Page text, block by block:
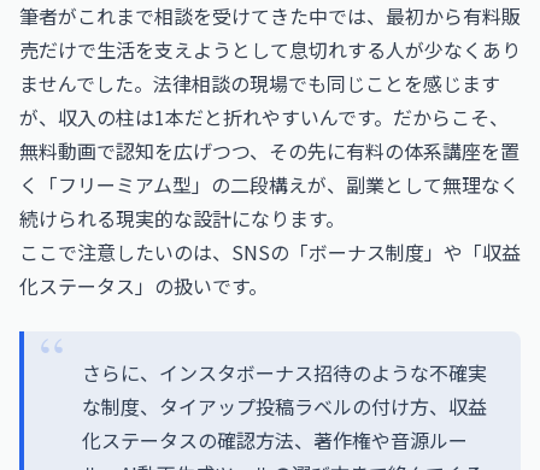
筆者がこれまで相談を受けてきた中では、最初から有料販
売だけで生活を支えようとして息切れする人が少なくあり
ませんでした。法律相談の現場でも同じことを感じます
が、収入の柱は1本だと折れやすいんです。だからこそ、
無料動画で認知を広げつつ、その先に有料の体系講座を置
く「フリーミアム型」の二段構えが、副業として無理なく
続けられる現実的な設計になります。
ここで注意したいのは、SNSの「ボーナス制度」や「収益
化ステータス」の扱いです。
さらに、インスタボーナス招待のような不確実
な制度、タイアップ投稿ラベルの付け方、収益
化ステータスの確認方法、著作権や音源ルー